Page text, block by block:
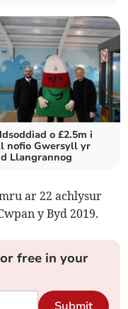
o £2.5m i
nofio Gwersyll yr
Llangrannog
ar 22 achlysur
y Byd 2019.
free in your